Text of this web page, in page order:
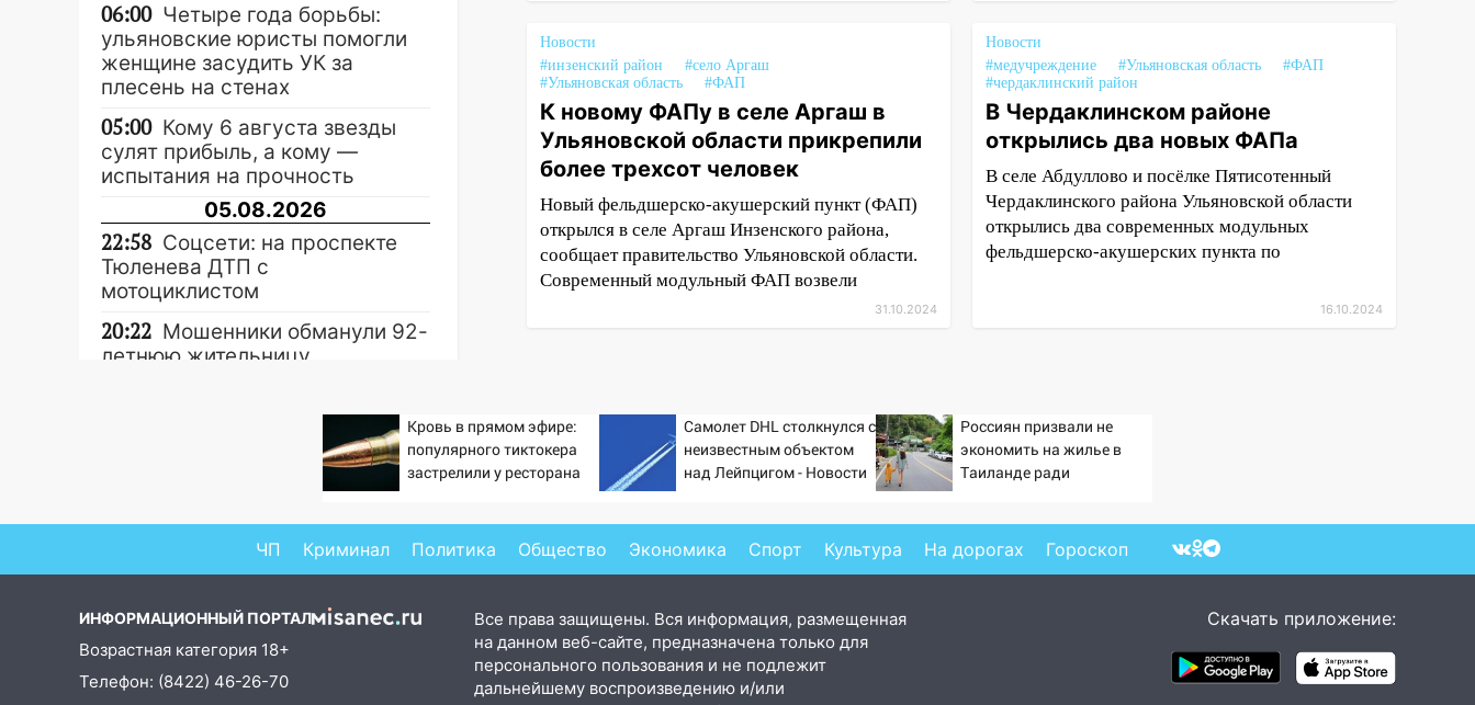
Новости
#инзенский район
#село Аргаш
#Ульяновская область
#ФАП
К новому ФАПу в селе Аргаш в
Ульяновской области прикрепили
более трехсот человек
Новый фельдшерско-акушерский пункт (ФАП)
открылся в селе Аргаш Инзенского района,
сообщает правительство Ульяновской области.
Современный модульный ФАП возвели
31.10.2024
Новости
#медучреждение
#Ульяновская область
#ФАП
#чердаклинский район
В Чердаклинском районе
открылись два новых ФАПа
В селе Абдуллово и посёлке Пятисотенный
Чердаклинского района Ульяновской области
открылись два современных модульных
фельдшерско-акушерских пункта по
16.10.2024
06:00 Четыре года борьбы:
ульяновские юристы помогли
женщине засудить УК за
плесень на стенах
05:00 Кому 6 августа звезды
сулят прибыль, а кому —
испытания на прочность
05.08.2026
22:58 Соцсети: на проспекте
Тюленева ДТП с
мотоциклистом
20:22 Мошенники обманули 92-
летнюю жительницу
Житель Ульяновской
области подвез троих
незнакомцев на трассе и
заработал уголовное дело
18:14
августа в Ульяновской области
силовой экстрим: в Ульяновске
пройдет большой фестиваль
«Наше время»
Кровь в прямом эфире:
популярного тиктокера
застрелили у ресторана
Самолет DHL столкнулся с
неизвестным объектом
над Лейпцигом - Новости
Россиян призвали не
экономить на жилье в
Таиланде ради
ЧП Криминал Политика Общество Экономика Спорт Культура На дорогах Гороскоп
ИНФОРМАЦИОННЫЙ ПОРТАЛ
Возрастная категория 18+
Телефон: (8422) 46-26-70
Все права защищены. Вся информация, размещенная
на данном веб-сайте, предназначена только для
персонального пользования и не подлежит
дальнейшему воспроизведению и/или
Скачать приложение: